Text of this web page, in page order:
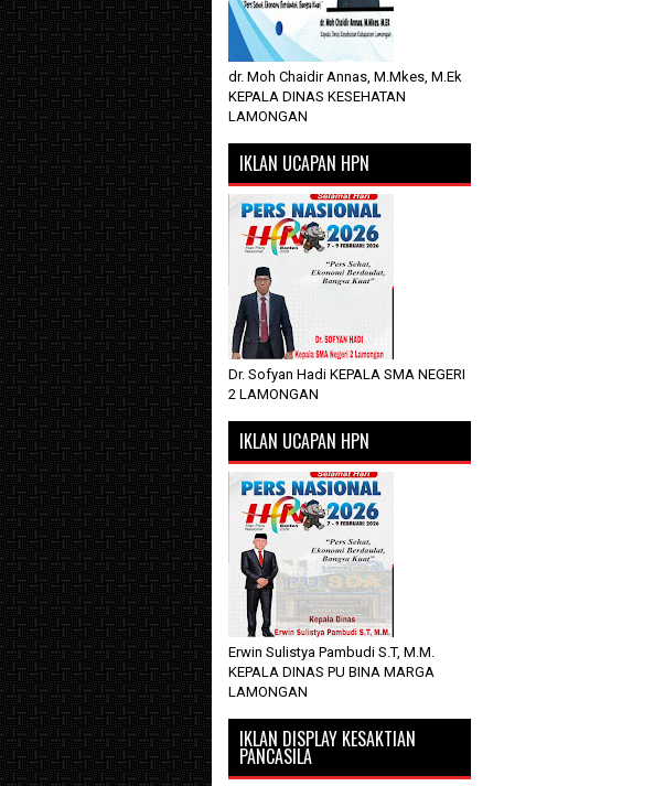
dr. Moh Chaidir Annas, M.Mkes, M.Ek
KEPALA DINAS KESEHATAN
LAMONGAN
IKLAN UCAPAN HPN
Dr. Sofyan Hadi KEPALA SMA NEGERI
2 LAMONGAN
IKLAN UCAPAN HPN
Erwin Sulistya Pambudi S.T, M.M.
KEPALA DINAS PU BINA MARGA
LAMONGAN
IKLAN DISPLAY KESAKTIAN
PANCASILA